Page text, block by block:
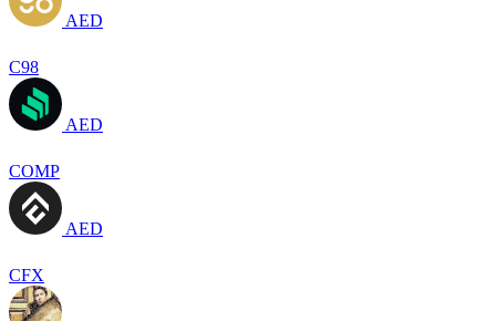
AED
C98
AED
COMP
AED
CFX